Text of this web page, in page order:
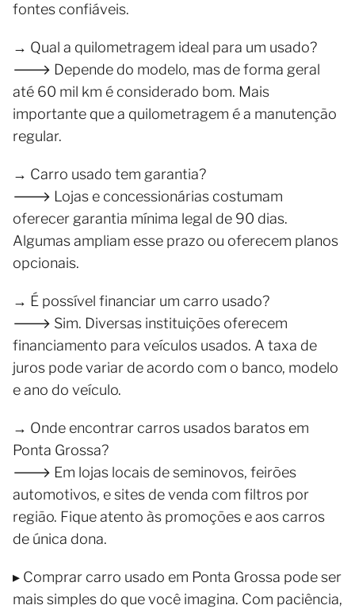
fontes confiáveis.
→ Qual a quilometragem ideal para um usado?
🡒 Depende do modelo, mas de forma geral
até 60 mil km é considerado bom. Mais
importante que a quilometragem é a manutenção
regular.
→ Carro usado tem garantia?
🡒 Lojas e concessionárias costumam
oferecer garantia mínima legal de 90 dias.
Algumas ampliam esse prazo ou oferecem planos
opcionais.
→ É possível financiar um carro usado?
🡒 Sim. Diversas instituições oferecem
financiamento para veículos usados. A taxa de
juros pode variar de acordo com o banco, modelo
e ano do veículo.
→ Onde encontrar carros usados baratos em
Ponta Grossa?
🡒 Em lojas locais de seminovos, feirões
automotivos, e sites de venda com filtros por
região. Fique atento às promoções e aos carros
de única dona.
▸ Comprar carro usado em Ponta Grossa pode ser
mais simples do que você imagina. Com paciência,